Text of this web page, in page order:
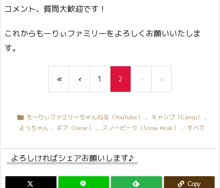
コメント、質問大歓迎です！
これからもーりぃファミリーをよろしくお願いいたしま
す。
« ‹ 1 2 › »
 もーりぃファミリーちゃんねる（YouTube） , キャンプ（Camp）
,
よっちゃん , ギア（Gear） , スノーピーク（Snow Peak） , すべて
よろしければシェアお願いします♪
Copy